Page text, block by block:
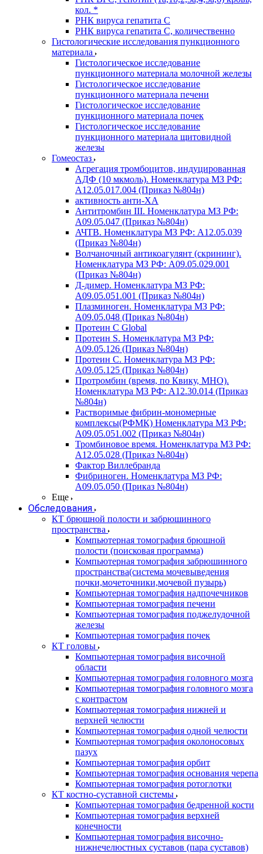
кол. *
РНК вируса гепатита C
РНК вируса гепатита C, количественно
Гистологические исследования пункционного
материала
Гистологическое исследование
пункционного материала молочной железы
Гистологическое исследование
пункционного материала печени
Гистологическое исследование
пункционного материала почек
Гистологическое исследование
пункционного материала щитовидной
железы
Гомеостаз
Агрегация тромбоцитов, индуцированная
АДФ (10 мкмоль). Номенклатура МЗ РФ:
A12.05.017.004 (Приказ №804н)
активность анти-ХА
Антитромбин III. Номенклатура МЗ РФ:
A09.05.047 (Приказ №804н)
АЧТВ. Номенклатура МЗ РФ: A12.05.039
(Приказ №804н)
Волчаночный антикоагулянт (скрининг).
Номенклатура МЗ РФ: A09.05.029.001
(Приказ №804н)
Д-димер. Номенклатура МЗ РФ:
A09.05.051.001 (Приказ №804н)
Плазминоген. Номенклатура МЗ РФ:
A09.05.048 (Приказ №804н)
Протеин C Global
Протеин S. Номенклатура МЗ РФ:
A09.05.126 (Приказ №804н)
Протеин С. Номенклатура МЗ РФ:
A09.05.125 (Приказ №804н)
Протромбин (время, по Квику, МНО).
Номенклатура МЗ РФ: A12.30.014 (Приказ
№804н)
Растворимые фибрин-мономерные
комплексы(РФМК) Номенклатура МЗ РФ:
A09.05.051.002 (Приказ №804н)
Тромбиновое время. Номенклатура МЗ РФ:
A12.05.028 (Приказ №804н)
Фактор Виллебранда
Фибриноген. Номенклатура МЗ РФ:
A09.05.050 (Приказ №804н)
Еще
Обследования
КТ брюшной полости и забрюшинного
пространства
Компьютерная томография брюшной
полости (поисковая программа)
Компьютерная томография забрюшинного
пространства(система мочевыведения
почки,мочеточники,мочевой пузырь)
Компьютерная томография надпочечников
Компьютерная томография печени
Компьютерная томография поджелудочной
железы
Компьютерная томография почек
КТ головы
Компьютерная томография височной
области
Компьютерная томография головного мозга
Компьютерная томография головного мозга
с контрастом
Компьютерная томография нижней и
верхней челюсти
Компьютерная томография одной челюсти
Компьютерная томография околоносовых
пазух
Компьютерная томография орбит
Компьютерная томография основания черепа
Компьютерная томография ротоглотки
КТ костно-суставной системы
Компьютерная томография бедренной кости
Компьютерная томография верхней
конечности
Компьютерная томография височно-
нижнечелюстных суставов (пара суставов)